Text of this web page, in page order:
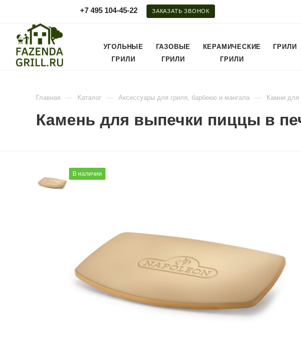
+7 495 104-45-22 ЗАКАЗАТЬ ЗВОНОК
УГОЛЬНЫЕ
ГРИЛИ
ГАЗОВЫЕ
ГРИЛИ
КЕРАМИЧЕСКИЕ
ГРИЛИ
ГРИЛИ
Главная — Каталог — Аксессуары для гриля, барбекю и мангала — Камни для
Камень для выпечки пиццы в
В наличии